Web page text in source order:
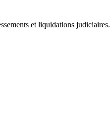
et liquidations judiciaires.